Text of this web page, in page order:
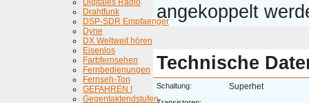
Digitales Radio
Drahtfunk
DSP-SDR Empfaenger
Dyne
DX Weltweit hören
Eisenlos
Farbfernsehen
Fernbedienungen
Fernseh-Ton
GEFAHREN !
Gegentaktendstufen
angekoppelt
Technische
Schaltung: Superhet